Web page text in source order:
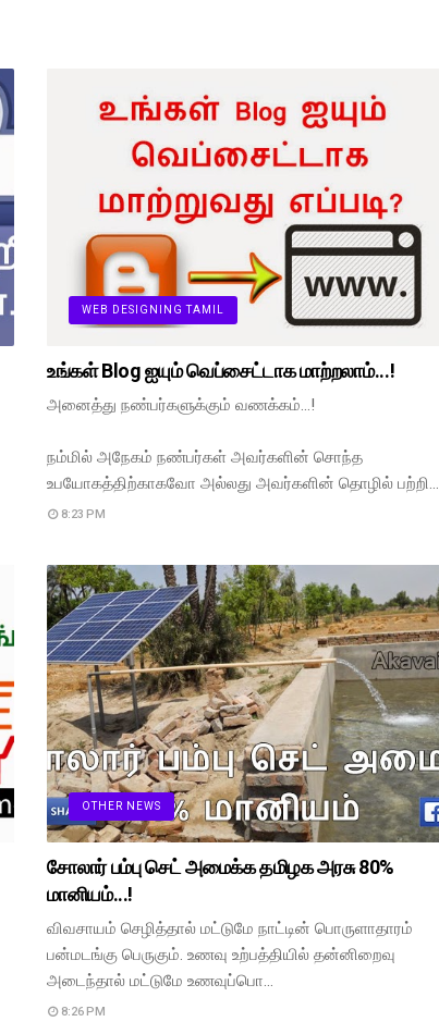
WEB DESIGNING TAMIL
உங்கள் Blog ஐயும் வெப்சைட்டாக மாற்றலாம்...!
அனைத்து நண்பர்களுக்கும் வணக்கம்...!
நம்மில் அநேகம் நண்பர்கள் அவர்களின் சொந்த
உபயோகத்திற்காகவோ அல்லது அவர்களின் தொழில் பற்றி…
8:23 PM
OTHER NEWS
சோலார் பம்பு செட் அமைக்க தமிழக அரசு 80%
மானியம்...!
விவசாயம் செழித்தால் மட்டுமே நாட்டின் பொருளாதாரம்
பன்மடங்கு பெருகும். உணவு உற்பத்தியில் தன்னிறைவு
அடைந்தால் மட்டுமே உணவுப்பொ…
8:26 PM